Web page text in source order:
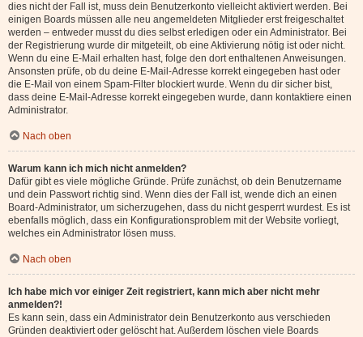
dies nicht der Fall ist, muss dein Benutzerkonto vielleicht aktiviert werden. Bei
einigen Boards müssen alle neu angemeldeten Mitglieder erst freigeschaltet
werden – entweder musst du dies selbst erledigen oder ein Administrator. Bei
der Registrierung wurde dir mitgeteilt, ob eine Aktivierung nötig ist oder nicht.
Wenn du eine E-Mail erhalten hast, folge den dort enthaltenen Anweisungen.
Ansonsten prüfe, ob du deine E-Mail-Adresse korrekt eingegeben hast oder
die E-Mail von einem Spam-Filter blockiert wurde. Wenn du dir sicher bist,
dass deine E-Mail-Adresse korrekt eingegeben wurde, dann kontaktiere einen
Administrator.
Nach oben
Warum kann ich mich nicht anmelden?
Dafür gibt es viele mögliche Gründe. Prüfe zunächst, ob dein Benutzername
und dein Passwort richtig sind. Wenn dies der Fall ist, wende dich an einen
Board-Administrator, um sicherzugehen, dass du nicht gesperrt wurdest. Es ist
ebenfalls möglich, dass ein Konfigurationsproblem mit der Website vorliegt,
welches ein Administrator lösen muss.
Nach oben
Ich habe mich vor einiger Zeit registriert, kann mich aber nicht mehr
anmelden?!
Es kann sein, dass ein Administrator dein Benutzerkonto aus verschieden
Gründen deaktiviert oder gelöscht hat. Außerdem löschen viele Boards